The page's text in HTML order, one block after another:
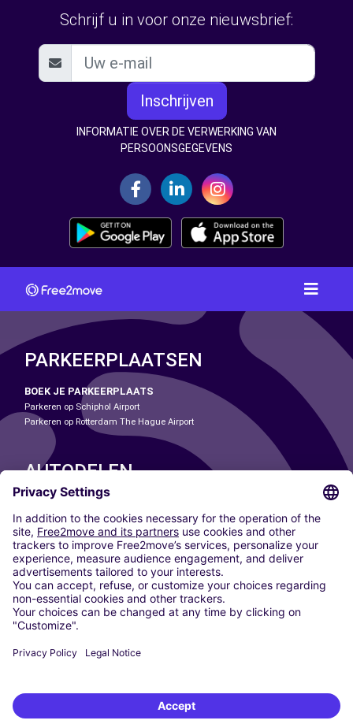
Schrijf u in voor onze nieuwsbrief:
Inschrijven
INFORMATIE OVER DE VERWERKING VAN
PERSOONSGEGEVENS
PARKEERPLAATSEN
BOEK JE PARKEERPLAATS
Parkeren op Schiphol Airport
Parkeren op Rotterdam The Hague Airport
AUTODELEN
ONZE STEDEN
Paris
Madrid
Washington DC
Milaan
Rome
Turijn
Wenen
Berlijn
Düsseldorf